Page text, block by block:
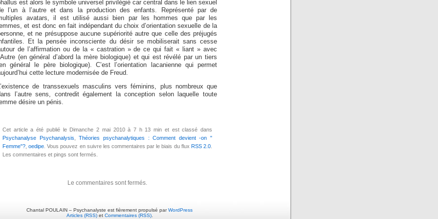
est alors le symbole universel privilégié car central dans le lien sexuel
l’un à l’autre et dans la production des enfants. Représenté par de
avatars, il est utilisé aussi bien par les hommes que par les
et est donc en fait indépendant du choix d’orientation sexuelle de la
et ne présuppose aucune supériorité autre que celle des préjugés
Et la pensée inconsciente du désir se mobiliserait sans cesse
de l’affirmation ou de la « castration » de ce qui fait « liant » avec
(en général d’abord la mère biologique) et qui est révélé par un tiers
général le père biologique). C’est l’orientation lacanienne qui permet
cette lecture modernisée de Freud.
de transsexuels masculins vers féminins, plus nombreux que
l’autre sens, contredit également la conception selon laquelle toute
désire un pénis.
Cet article a été publié le Dimanche 2 mai 2010 à 7 h 13 min et est classé dans
Psychanalyse Psychanalysis ,Théories psychanalytiques : Comment devient -on "
Femme"? ,oedipe . Vous pouvez en suivre les commentaires par le biais du flux RSS 2.0
Les commentaires et pings sont fermés.
Le commentaires sont fermés.
Chantal POULAIN – Psychanalyste est fièrement propulsé parWordPress
Articles (RSS)et Commentaires (RSS).